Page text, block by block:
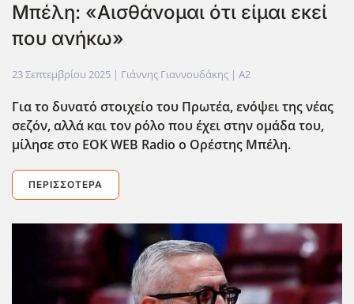
Μπέλη: «Αισθάνομαι ότι είμαι εκεί
που ανήκω»
23 Σεπτεμβρίου 2025 | Γιάννης Γιαννουδάκης | A2
Για το δυνατό στοιχείο του Πρωτέα, ενόψει της νέας
σεζόν, αλλά και τον ρόλο που έχει στην ομάδα του,
μίλησε στο EOKWEB Radio ο Ορέστης Μπέλη.
ΠΕΡΙΣΣΌΤΕΡΑ